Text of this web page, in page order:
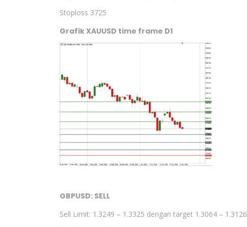
Stoploss 3725
Grafik XAUUSD time frame D1
GBPUSD: SELL
Sell Limit: 1.3249 – 1.3325 dengan target 1.3064 – 1.3126